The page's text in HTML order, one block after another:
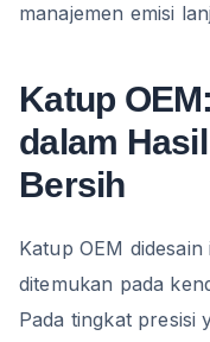
manajemen emisi
Katup
dalam
Bersih
Katup OEM
ditemukan pada
Pada tingkat presisi